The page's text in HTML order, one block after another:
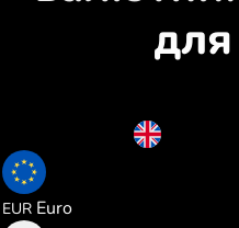
EUR Euro